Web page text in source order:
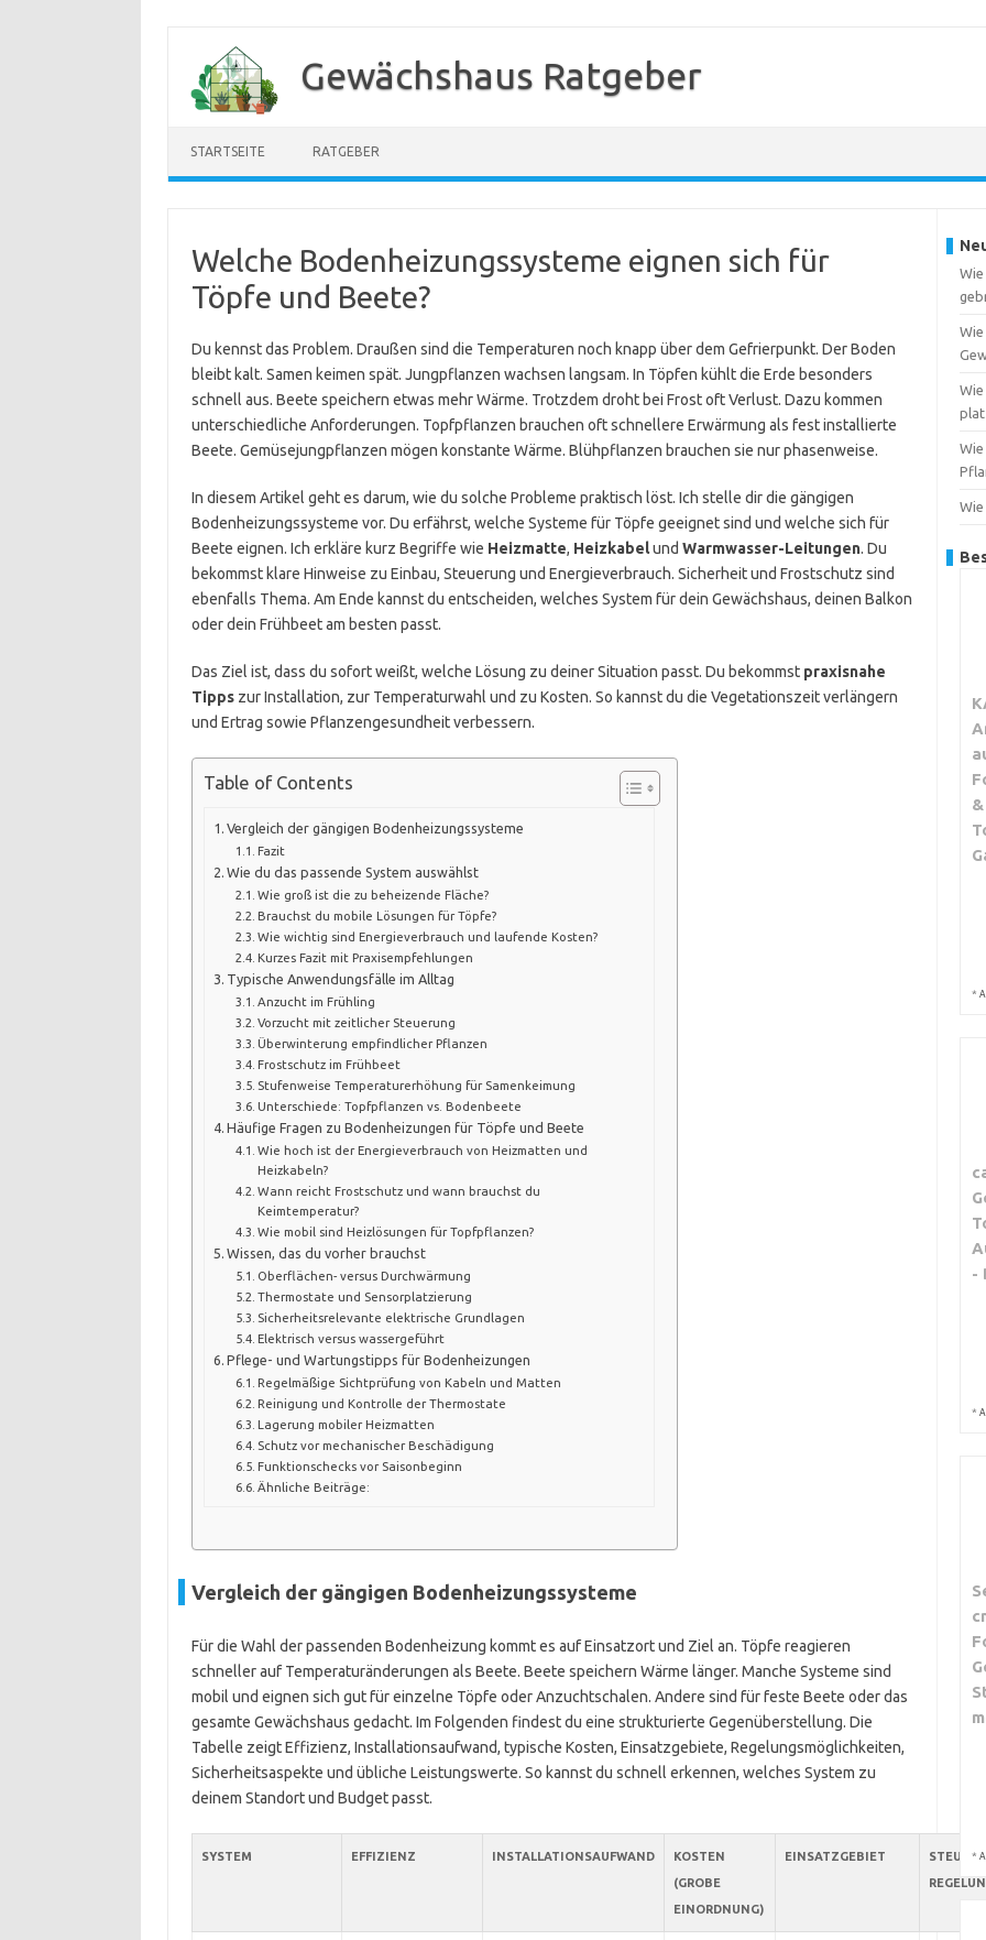
springen
Gewächshaus Ratgeber
STARTSEITE RATGEBER
Welche Bodenheizungssysteme eignen sich für
Töpfe und Beete?
Du kennst das Problem. Draußen sind die Temperaturen noch knapp über dem Gefrierpunkt. Der Boden
bleibt kalt. Samen keimen spät. Jungpflanzen wachsen langsam. In Töpfen kühlt die Erde besonders
schnell aus. Beete speichern etwas mehr Wärme. Trotzdem droht bei Frost oft Verlust. Dazu kommen
unterschiedliche Anforderungen. Topfpflanzen brauchen oft schnellere Erwärmung als fest installierte
Beete. Gemüsejungpflanzen mögen konstante Wärme. Blühpflanzen brauchen sie nur phasenweise.
In diesem Artikel geht es darum, wie du solche Probleme praktisch löst. Ich stelle dir die gängigen
Bodenheizungssysteme vor. Du erfährst, welche Systeme für Töpfe geeignet sind und welche sich für
Beete eignen. Ich erkläre kurz Begriffe wie Heizmatte, Heizkabelund Warmwasser-Leitungen. Du
bekommst klare Hinweise zu Einbau, Steuerung und Energieverbrauch. Sicherheit und Frostschutz sind
ebenfalls Thema. Am Ende kannst du entscheiden, welches System für dein Gewächshaus, deinen Balkon
oder dein Frühbeet am besten passt.
Das Ziel ist, dass du sofort weißt, welche Lösung zu deiner Situation passt. Du bekommst praxisnahe
Tippszur Installation, zur Temperaturwahl und zu Kosten. So kannst du die Vegetationszeit verlängern
und Ertrag sowie Pflanzengesundheit verbessern.
Table of Contents
Vergleich der gängigen Bodenheizungssysteme
Fazit
Wie du das passende System auswählst
Wie groß ist die zu beheizende Fläche?
Brauchst du mobile Lösungen für Töpfe?
Wie wichtig sind Energieverbrauch und laufende Kosten?
Kurzes Fazit mit Praxisempfehlungen
Typische Anwendungsfälle im Alltag
Anzucht im Frühling
Vorzucht mit zeitlicher Steuerung
Überwinterung empfindlicher Pflanzen
Frostschutz im Frühbeet
Stufenweise Temperaturerhöhung für Samenkeimung
Unterschiede: Topfpflanzen vs. Bodenbeete
Häufige Fragen zu Bodenheizungen für Töpfe und Beete
Wie hoch ist der Energieverbrauch von Heizmatten und
Heizkabeln?
Wann reicht Frostschutz und wann brauchst du
Keimtemperatur?
Wie mobil sind Heizlösungen für Topfpflanzen?
Wissen, das du vorher brauchst
Oberflächen- versus Durchwärmung
Thermostate und Sensorplatzierung
Sicherheitsrelevante elektrische Grundlagen
Elektrisch versus wassergeführt
Pflege- und Wartungstipps für Bodenheizungen
Regelmäßige Sichtprüfung von Kabeln und Matten
Reinigung und Kontrolle der Thermostate
Lagerung mobiler Heizmatten
Schutz vor mechanischer Beschädigung
Funktionschecks vor Saisonbeginn
Ähnliche Beiträge:
Vergleich der gängigen Bodenheizungssysteme
Für die Wahl der passenden Bodenheizung kommt es auf Einsatzort und Ziel an. Töpfe reagieren
schneller auf Temperaturänderungen als Beete. Beete speichern Wärme länger. Manche Systeme sind
mobil und eignen sich gut für einzelne Töpfe oder Anzuchtschalen. Andere sind für feste Beete oder das
gesamte Gewächshaus gedacht. Im Folgenden findest du eine strukturierte Gegenüberstellung. Die
Tabelle zeigt Effizienz, Installationsaufwand, typische Kosten, Einsatzgebiete, Regelungsmöglichkeiten,
Sicherheitsaspekte und übliche Leistungswerte. So kannst du schnell erkennen, welches System zu
deinem Standort und Budget passt.
SYSTEM EFFIZIENZ INSTALLATIONSAUFWAND
KOSTEN
(GROBE
EINORDNUNG)
EINSATZGEBIET
*
-
*
*